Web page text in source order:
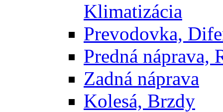
Klimatizácia
Prevodovka,
Predná náprava,
Zadná náprava
Kolesá, Brzdy